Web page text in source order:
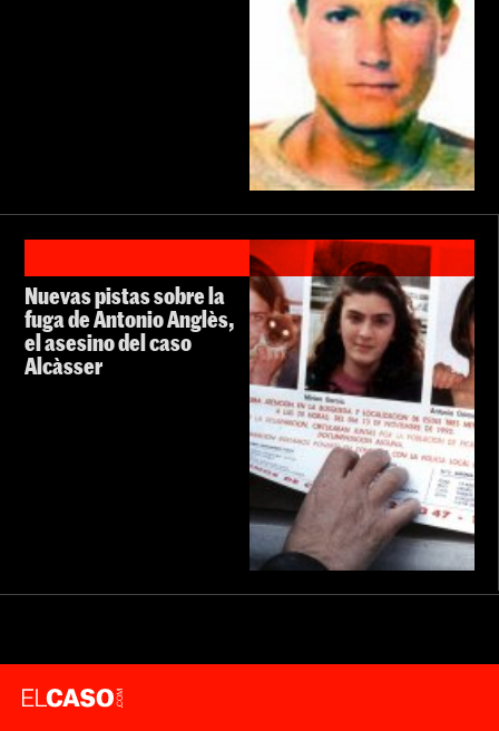
Nuevas pistas sobre la
fuga de Antonio Anglès,
el asesino del caso
Alcàsser